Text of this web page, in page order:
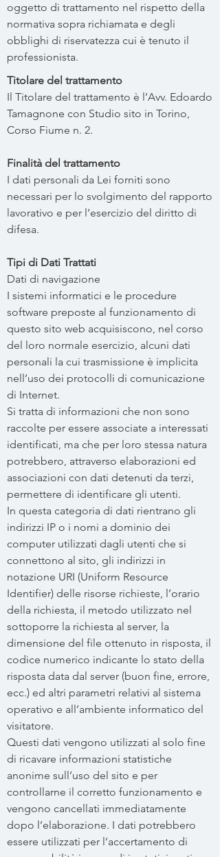
oggetto di trattamento nel rispetto della
normativa sopra richiamata e degli
obblighi di riservatezza cui è tenuto il
professionista.
Titolare del trattamento
Il Titolare del trattamento è l’Avv. Edoardo
Tamagnone con Studio sito in Torino,
Corso Fiume n. 2.
Finalità del trattamento
I dati personali da Lei forniti sono
necessari per lo svolgimento del rapporto
lavorativo e per l’esercizio del diritto di
difesa.
Tipi di Dati Trattati
Dati di navigazione
I sistemi informatici e le procedure
software preposte al funzionamento di
questo sito web acquisiscono, nel corso
del loro normale esercizio, alcuni dati
personali la cui trasmissione è implicita
nell’uso dei protocolli di comunicazione
di Internet.
Si tratta di informazioni che non sono
raccolte per essere associate a interessati
identificati, ma che per loro stessa natura
potrebbero, attraverso elaborazioni ed
associazioni con dati detenuti da terzi,
permettere di identificare gli utenti.
In questa categoria di dati rientrano gli
indirizzi IP o i nomi a dominio dei
computer utilizzati dagli utenti che si
connettono al sito, gli indirizzi in
notazione URI (Uniform Resource
Identifier) delle risorse richieste, l’orario
della richiesta, il metodo utilizzato nel
sottoporre la richiesta al server, la
dimensione del file ottenuto in risposta, il
codice numerico indicante lo stato della
risposta data dal server (buon fine, errore,
ecc.) ed altri parametri relativi al sistema
operativo e all’ambiente informatico del
visitatore.
Questi dati vengono utilizzati al solo fine
di ricavare informazioni statistiche
anonime sull’uso del sito e per
controllarne il corretto funzionamento e
vengono cancellati immediatamente
dopo l’elaborazione. I dati potrebbero
essere utilizzati per l’accertamento di